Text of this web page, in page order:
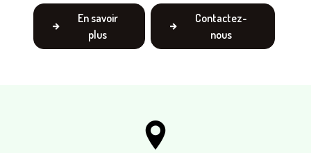
En savoir
plus
Contactez-
nous